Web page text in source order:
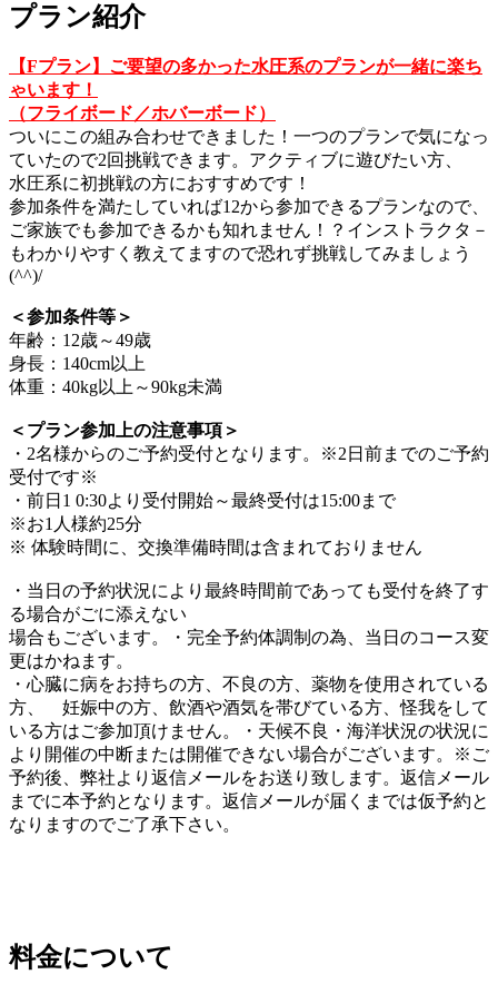
プラン紹介
【Fプラン】ご要望の多かった水圧系のプランが一緒に楽ち
ゃいます！
（フライボード／ホバーボード）
ついにこの組み合わせできました！一つのプランで気になっ
ていたので2回挑戦できます。アクティブに遊びたい方、
水圧系に初挑戦の方におすすめです！
参加条件を満たしていれば12から参加できるプランなので、
ご家族でも参加できるかも知れません！？インストラクタ－
もわかりやすく教えてますので恐れず挑戦してみましょう
(^^)/
＜参加条件等＞
年齢：12歳～49歳
身長：140cm以上
体重：40kg以上～90kg未満
＜プラン参加上の注意事項＞
・2名様からのご予約受付となります。※2日前までのご予約
受付です※
・前日1 0:30より受付開始～最終受付は15:00まで
※お1人様約25分
※ 体験時間に、交換準備時間は含まれておりません
・当日の予約状況により最終時間前であっても受付を終了す
る場合がごに添えない
場合もございます。・完全予約体調制の為、当日のコース変
更はかねます。
・心臓に病をお持ちの方、不良の方、薬物を使用されている
方、 妊娠中の方、飲酒や酒気を帯びている方、怪我をして
いる方はご参加頂けません。・天候不良・海洋状況の状況に
より開催の中断または開催できない場合がございます。※ご
予約後、弊社より返信メールをお送り致します。返信メール
までに本予約となります。返信メールが届くまでは仮予約と
なりますのでご了承下さい。
料金について